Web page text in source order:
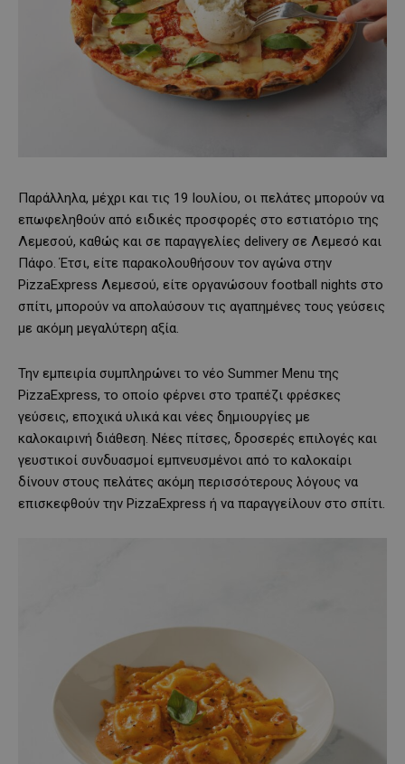
Παράλληλα, μέχρι και τις 19 Ιουλίου, οι πελάτες μπορούν να
επωφεληθούν από ειδικές προσφορές στο εστιατόριο της
Λεμεσού, καθώς και σε παραγγελίες delivery σε Λεμεσό και
Πάφο. Έτσι, είτε παρακολουθήσουν τον αγώνα στην
PizzaExpress Λεμεσού, είτε οργανώσουν football nights στο
σπίτι, μπορούν να απολαύσουν τις αγαπημένες τους γεύσεις
με ακόμη μεγαλύτερη αξία.
Την εμπειρία συμπληρώνει το νέο Summer Menu της
PizzaExpress, το οποίο φέρνει στο τραπέζι φρέσκες
γεύσεις, εποχικά υλικά και νέες δημιουργίες με
καλοκαιρινή διάθεση. Νέες πίτσες, δροσερές επιλογές και
γευστικοί συνδυασμοί εμπνευσμένοι από το καλοκαίρι
δίνουν στους πελάτες ακόμη περισσότερους λόγους να
επισκεφθούν την PizzaExpress ή να παραγγείλουν στο σπίτι.